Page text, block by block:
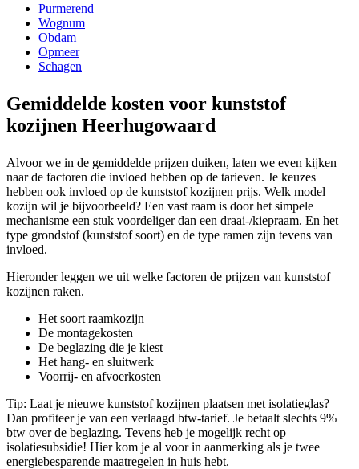
Purmerend
Wognum
Obdam
Opmeer
Schagen
Gemiddelde kosten voor kunststof
kozijnen Heerhugowaard
Alvoor we in de gemiddelde prijzen duiken, laten we even kijken
naar de factoren die invloed hebben op de tarieven. Je keuzes
hebben ook invloed op de kunststof kozijnen prijs. Welk model
kozijn wil je bijvoorbeeld? Een vast raam is door het simpele
mechanisme een stuk voordeliger dan een draai-/kiepraam. En het
type grondstof (kunststof soort) en de type ramen zijn tevens van
invloed.
Hieronder leggen we uit welke factoren de prijzen van kunststof
kozijnen raken.
Het soort raamkozijn
De montagekosten
De beglazing die je kiest
Het hang- en sluitwerk
Voorrij- en afvoerkosten
Tip: Laat je nieuwe kunststof kozijnen plaatsen met isolatieglas?
Dan profiteer je van een verlaagd btw-tarief. Je betaalt slechts 9%
btw over de beglazing. Tevens heb je mogelijk recht op
isolatiesubsidie! Hier kom je al voor in aanmerking als je twee
energiebesparende maatregelen in huis hebt.